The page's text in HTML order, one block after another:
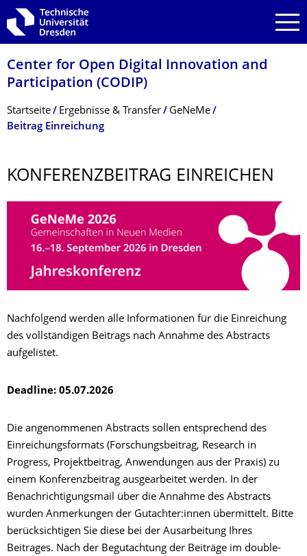
Zur Hauptnavigation springen
Zur Suche springen
Zum Inhalt springen
Center for Open Digital Innovation and
Participation (CODIP)
Breadcrumb-Menü
Startseite Ergebnisse & Transfer
GeNeMe
Beitrag Einreichung
KONFERENZBEI­TRAG EINREICHEN
Nachfolgend werden alle Informationen für die Einreichung
des vollständigen Beitrags nach Annahme des Abstracts
aufgelistet.
Deadline: 05.07.2026
Die angenommenen Abstracts sollen entsprechend des
Einreichungsformats (Forschungsbeitrag, Research in
Progress, Projektbeitrag, Anwendungen aus der Praxis) zu
einem Konferenzbeitrag ausgearbeitet werden. In der
Benachrichtigungsmail über die Annahme des Abstracts
wurden Anmerkungen der Gutachter:innen übermittelt. Bitte
berücksichtigen Sie diese bei der Ausarbeitung Ihres
Beitrages. Nach der Begutachtung der Beiträge im double-